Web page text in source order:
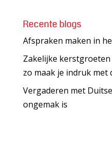
Recente blogs
Afspraken maken in
Zakelijke
zo maak je indruk met
Vergaderen met
ongemak is